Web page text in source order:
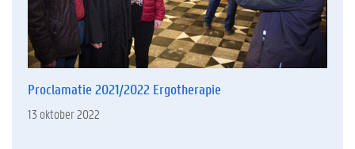
Proclamatie 2021/2022 Ergotherapie
13 oktober 2022